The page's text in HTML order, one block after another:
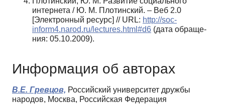
интернета / Ю. М. Плотинский. – Веб 2.0
[Электронный ресурс] // URL: http://soc-
inform4.narod.ru/lectures.html#d6 (дата обраще­
ния: 05.10.2009).
Информация об авторах
В.Е. Гревцов, Российский университет дружбы
народов, Москва, Российская Федерация